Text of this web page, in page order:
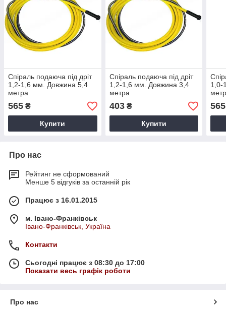
Спіраль подаюча під дріт
1,2-1,6 мм. Довжина 5,4
метра
565 ₴
Купити
Спіраль подаюча під дріт
1,2-1,6 мм. Довжина 3,4
метра
403₴
Купити
1,0-
565
Про нас
Рейтинг не сформований
Менше 5 відгуків за останній рік
Працює з 16.01.2015
м. Івано-Франківськ
Івано-Франківськ, Україна
Контакти
Сьогодні працює з 08:30 до 17:00
Показати весь графік роботи
Про нас